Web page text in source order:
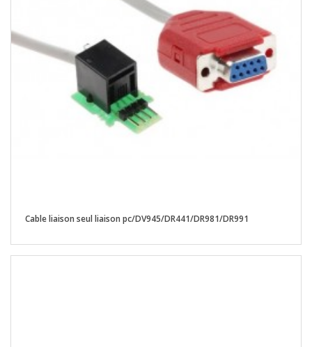
Cable liaison seul liaison pc/DV945/DR441/DR981/DR991